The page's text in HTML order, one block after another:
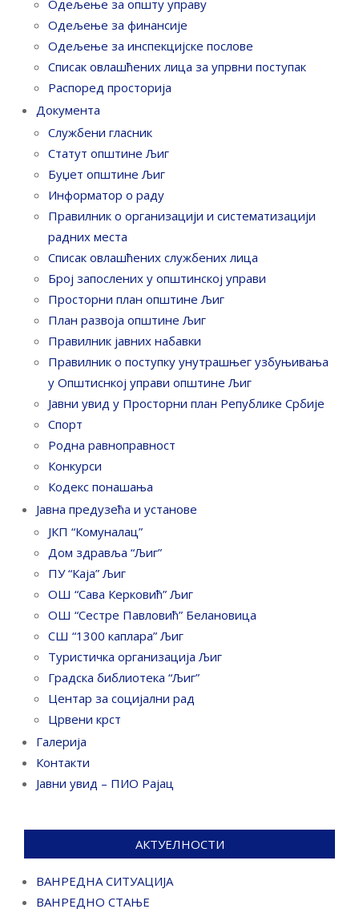
Одељење за општу управу
Одељење за финансије
Одељење за инспекцијске послове
Списак овлашћених лица за упрвни поступак
Распоред просторија
Документа
Службени гласник
Статут општине Љиг
Буџет општине Љиг
Информатор о раду
Правилник o организацији и систематизацији
радних места
Списак овлашћених службених лица
Број запослених у oпштинској управи
Просторни план општине Љиг
План развоја општине Љиг
Правилник јавних набавки
Правилник о поступку унутрашњег узбуњивања
у Општиснкој управи општине Љиг
Јавни увид у Просторни план Републике Србије
Спорт
Родна равноправност
Конкурси
Кодекс понашања
Јавна предузећа и установе
ЈКП “Комуналац”
Дом здравља “Љиг”
ПУ “Каја” Љиг
ОШ “Сава Керковић” Љиг
ОШ “Сестре Павловић” Белановица
СШ “1300 каплара” Љиг
Туристичка организација Љиг
Градска библиотека “Љиг”
Центар за социјални рад
Црвени крст
Галерија
Контакти
Јавни увид – ПИО Рајац
АКТУЕЛНОСТИ
ВАНРЕДНА СИТУАЦИЈА
ВАНРЕДНО СТАЊЕ